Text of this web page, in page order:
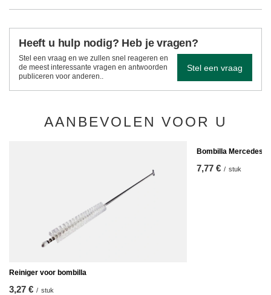
Heeft u hulp nodig? Heb je vragen?
Stel een vraag en we zullen snel reageren en
de meest interessante vragen en antwoorden
publiceren voor anderen..
Stel een vraag
AANBEVOLEN VOOR U
Reiniger voor bombilla
3,27 € / stuk
Bombilla Mercedes
7,77 € / stuk